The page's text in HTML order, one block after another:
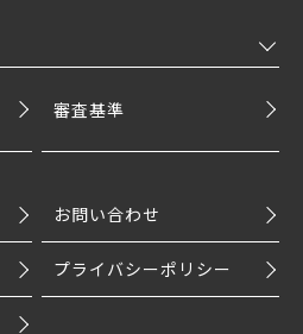
審査基準
お問い合わせ
プライバシーポリシー